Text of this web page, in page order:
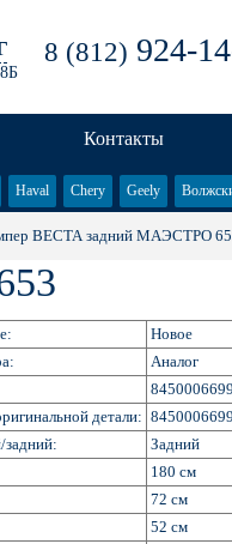
8 (812) 924-
Контакты
Haval Chery Geely
ВЕСТА задний МАЭСТРО
Новое
Аналог
детали:
Задний
180 см
72 см
52 см